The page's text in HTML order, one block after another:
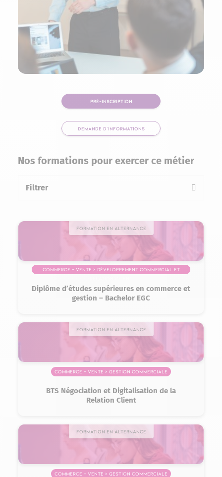
PRÉ-INSCRIPTION
DEMANDE D'INFORMATIONS
Nos formations pour exercer ce métier
Filtrer
Formation en alternance
Commerce – Vente > Développement commercial et
Diplôme d’études supérieures en commerce et
gestion – Bachelor EGC
Formation en alternance
Commerce – Vente > Gestion commerciale
BTS Négociation et Digitalisation de la
Relation Client
Formation en alternance
Commerce – Vente > Gestion commerciale